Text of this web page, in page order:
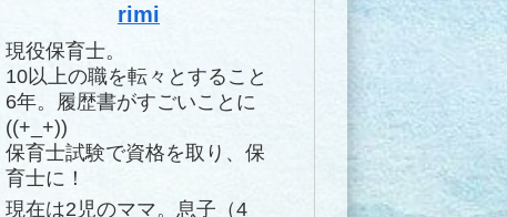
rimi
現役保育士。
10以上の職を転々とすること
6年。履歴書がすごいことに
((+_+))
保育士試験で資格を取り、保
育士に！
現在は2児のママ。息子（4